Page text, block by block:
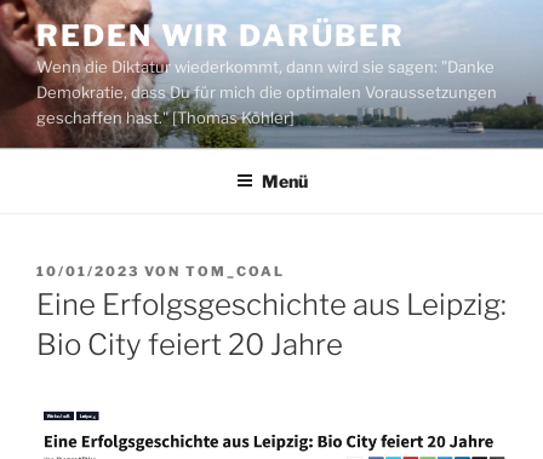
Zum
Inhalt
springen
REDEN WIR DARÜBER
Wenn die Diktatur wiederkommt, dann wird sie sagen: "Danke
Demokratie, dass Du für mich die optimalen Voraussetzungen
geschaffen hast." [Thomas Köhler]
Menü
VERÖFFENTLICHT
AM
10/01/2023 VON TOM_COAL
Eine Erfolgsgeschichte aus Leipzig:
Bio City feiert 20 Jahre